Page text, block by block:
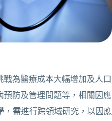
戰為醫療成本大幅增加及人口
預防及管理問題等，相關因應
，需進行跨領域研究，以因應